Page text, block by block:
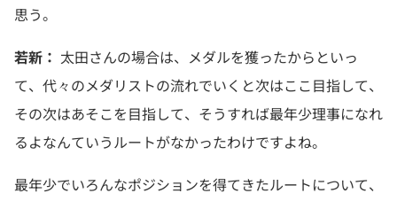
思う。
若新： 太田さんの場合は、メダルを獲ったからといっ
て、代々のメダリストの流れでいくと次はここ目指して、
その次はあそこを目指して、そうすれば最年少理事になれ
るよなんていうルートがなかったわけですよね。
最年少でいろんなポジションを得てきたルートについて、